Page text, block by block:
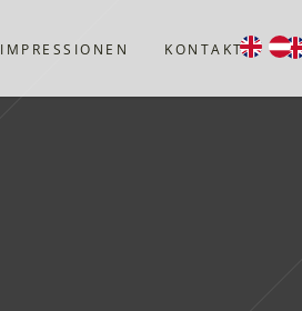
IMPRESSIONEN KONTAKT